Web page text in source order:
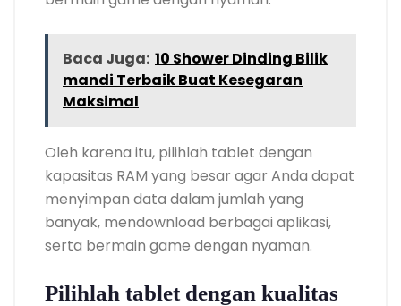
Baca Juga: 10 Shower Dinding Bilik
mandi Terbaik Buat Kesegaran
Maksimal
Oleh karena itu, pilihlah tablet dengan
kapasitas RAM yang besar agar Anda dapat
menyimpan data dalam jumlah yang
banyak, mendownload berbagai aplikasi,
serta bermain game dengan nyaman.
Pilihlah tablet dengan kualitas